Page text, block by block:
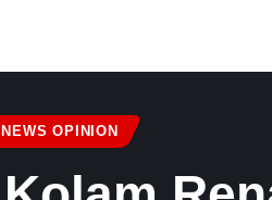
NEWS OPINION